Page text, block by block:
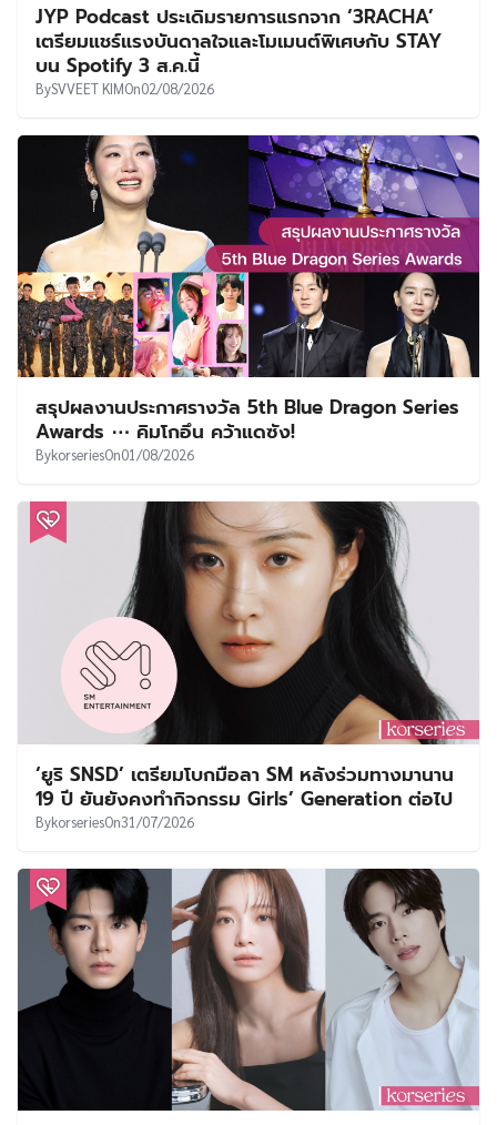
JYP Podcast ประเดิมรายการแรกจาก ‘3RACHA’
เตรียมแชร์แรงบันดาลใจและโมเมนต์พิเศษกับ STAY
บน Spotify 3 ส.ค.นี้
BySVVEET KIMOn02/08/2026
สรุปผลงานประกาศรางวัล 5th Blue Dragon Series
Awards ⋯ คิมโกอึน คว้าแดซัง!
BykorseriesOn01/08/2026
‘ยูริ SNSD’ เตรียมโบกมือลา SM หลังร่วมทางมานาน
19 ปี ยันยังคงทำกิจกรรม Girls’ Generation ต่อไป
BykorseriesOn31/07/2026